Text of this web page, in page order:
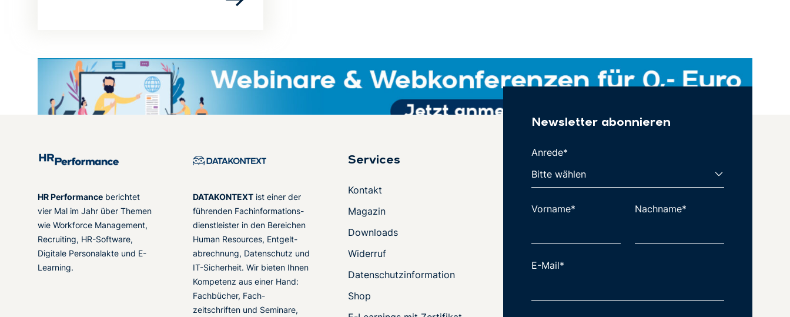
HR Performance berichtet
vier Mal im Jahr über Themen
wie Workforce Management,
Recruiting, HR-Software,
Digitale Personalakte und E-
Learning.
DATAKONTEXT ist einer der
führenden Fachinformations-
dienstleister in den Bereichen
Human Resources, Entgelt-
abrechnung, Datenschutz und
IT-Sicherheit. Wir bieten Ihnen
Kompetenz aus einer Hand:
Fachbücher, Fach-
zeitschriften und Seminare,
Services
Kontakt
Magazin
Downloads
Widerruf
Datenschutzinformation
Shop
Newsletter abonnieren
Anrede*
Vorname* Nachname*
E-Mail*